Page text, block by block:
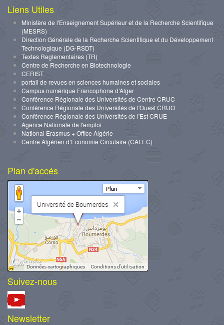
Liens Utiles
Ministère de l'Enseignement Supérieur et de la Recherche Scientifique
(MESRS)
Direction Générale de la Recherche Scientifique et du Développement
Technologique (DG-RSDT)
Textes Reglementaires (TR)
Centre de Recherche en Biotechnologie
CERIST
portail de revues en sciences humaines et sociales
Campus numérique Francophone d’Alger
Conférence Régionale des Universités de Centre CRUC
Conférence Régionale des Universités de l'Ouest CRUO
Conférence Régionale des Universités de l'Est CRUE
Agence Nationale de l'emploi
National Erasmus + Office Algérie
Centre Algérien d’Economie Circulaire (CALEC)
Plan d'accés
Suivez-nous
Newsletter